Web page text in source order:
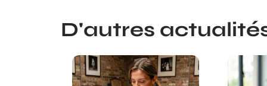
D'autres